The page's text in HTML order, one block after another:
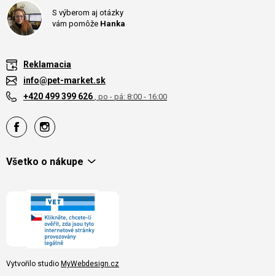
S výberom aj otázky
vám pomôže Hanka
Reklamacia
info@pet-market.sk
+420 499 399 626 , po - pá: 8:00 - 16:00
Všetko o nákupe
Vytvořilo studio MyWebdesign.cz